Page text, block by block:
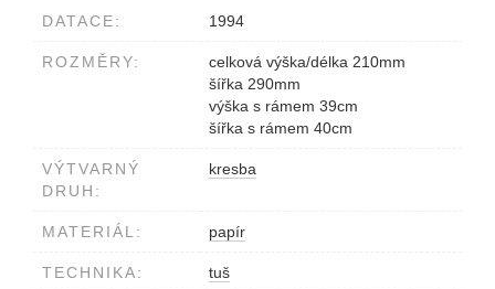
DATACE: 1994
ROZMĚRY:
celková výška/délka 210mm
šířka 290mm
výška s rámem 39cm
šířka s rámem 40cm
VÝTVARNÝ
DRUH:
kresba
MATERIÁL: papír
TECHNIKA: tuš